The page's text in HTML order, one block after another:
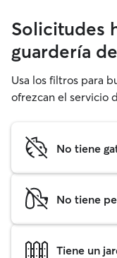
Solicitudes
guardería
Usa los filtros para
ofrezcan el servicio
No tiene
No tiene
Tiene un